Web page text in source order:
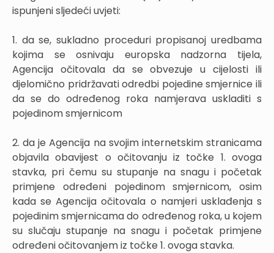
ispunjeni sljedeći uvjeti:
1. da se, sukladno proceduri propisanoj uredbama
kojima se osnivaju europska nadzorna tijela,
Agencija očitovala da se obvezuje u cijelosti ili
djelomično pridržavati odredbi pojedine smjernice ili
da se do određenog roka namjerava uskladiti s
pojedinom smjernicom
2. da je Agencija na svojim internetskim stranicama
objavila obavijest o očitovanju iz točke 1. ovoga
stavka, pri čemu su stupanje na snagu i početak
primjene određeni pojedinom smjernicom, osim
kada se Agencija očitovala o namjeri usklađenja s
pojedinim smjernicama do određenog roka, u kojem
su slučaju stupanje na snagu i početak primjene
određeni očitovanjem iz točke 1. ovoga stavka.